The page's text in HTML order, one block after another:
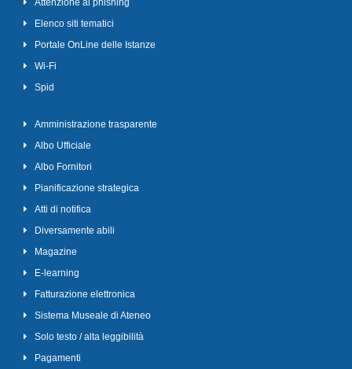
Attenzione al phishing
Elenco siti tematici
Portale OnLine delle Istanze
Wi-Fi
Spid
Amministrazione trasparente
Albo Ufficiale
Albo Fornitori
Pianificazione strategica
Atti di notifica
Diversamente abili
Magazine
E-learning
Fatturazione elettronica
Sistema Museale di Ateneo
Solo testo / alta leggibilità
Pagamenti